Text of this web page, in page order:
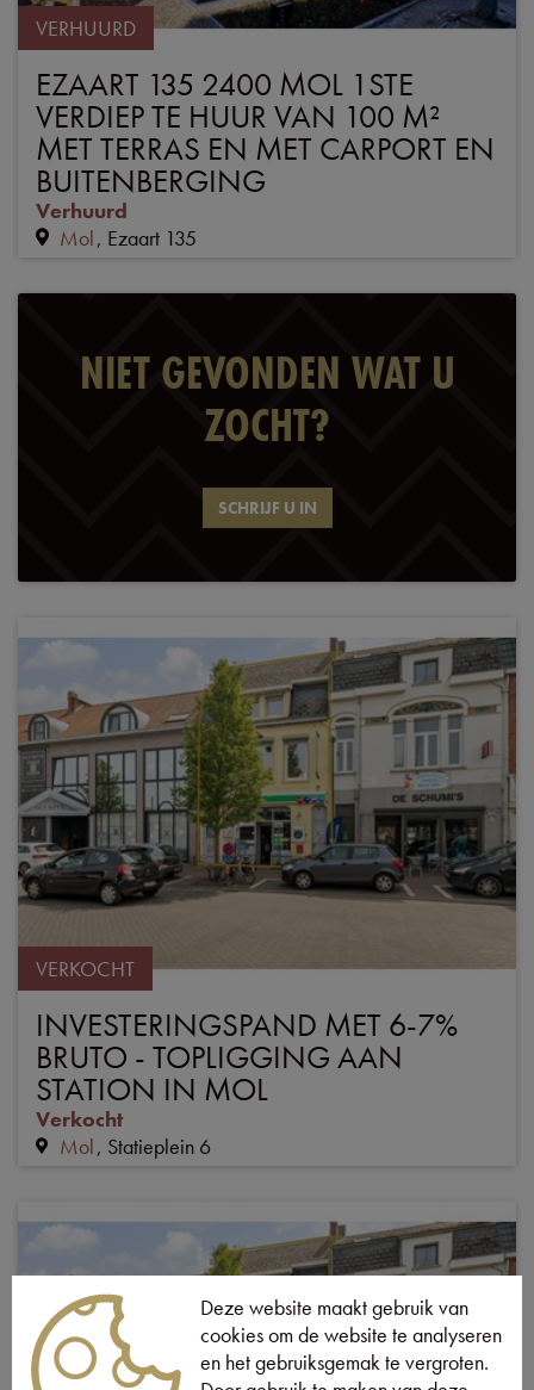
VERHUURD
EZAART 135 2400 MOL 1STE
VERDIEP TE HUUR VAN 100 M²
MET TERRAS EN MET CARPORT EN
BUITENBERGING
Verhuurd
Mol Ezaart 135
NIET GEVONDEN WAT U
ZOCHT?
SCHRIJF U IN
VERKOCHT
INVESTERINGSPAND MET 6-7%
BRUTO - TOPLIGGING AAN
STATION IN MOL
Verkocht
Mol Statieplein 6
Deze website maakt gebruik van
cookies om de website te analyseren
en het gebruiksgemak te vergroten.